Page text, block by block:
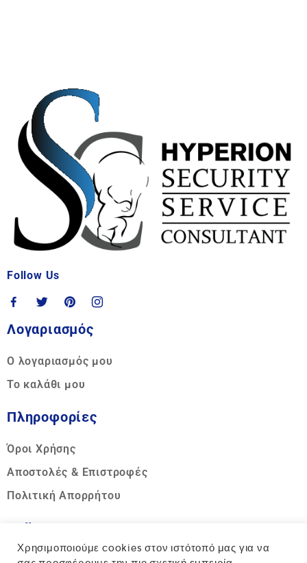
Follow Us
Λογαριασμός
Ο λογαριασμός μου
Το καλάθι μου
Πληροφορίες
Όροι Χρήσης
Αποστολές & Επιστροφές
Πολιτική Απορρήτου
Call us
Hotline:
Χρησιμοποιούμε cookies στον ιστότοπό μας για να